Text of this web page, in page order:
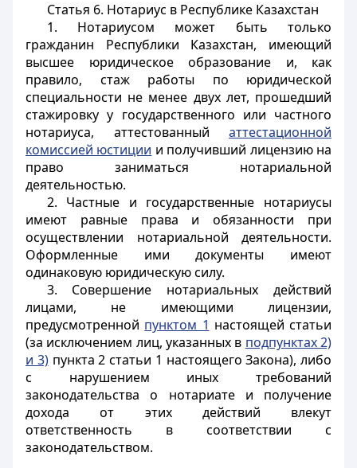
Статья 6. Нотариус в Республике Казахстан
1. Нотариусом может быть только
гражданин Республики Казахстан, имеющий
высшее юридическое образование и, как
правило, стаж работы по юридической
специальности не менее двух лет, прошедший
стажировку у государственного или частного
нотариуса, аттестованный аттестационной
комиссией юстиции и получивший лицензию на
право заниматься нотариальной
деятельностью.
2. Частные и государственные нотариусы
имеют равные права и обязанности при
осуществлении нотариальной деятельности.
Оформленные ими документы имеют
одинаковую юридическую силу.
3. Совершение нотариальных действий
лицами, не имеющими лицензии,
предусмотренной пунктом 1 настоящей статьи
(за исключением лиц, указанных в подпунктах 2)
и 3)пункта 2 статьи 1 настоящего Закона), либо
с нарушением иных требований
законодательства о нотариате и получение
дохода от этих действий влекут
ответственность в соответствии с
законодательством.